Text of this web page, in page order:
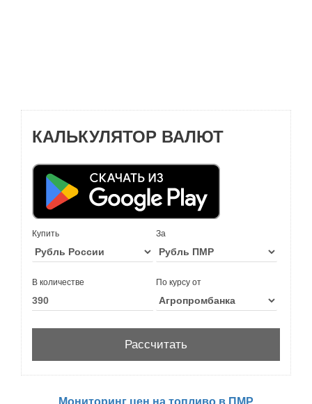
КАЛЬКУЛЯТОР ВАЛЮТ
Купить За
В количестве По курсу от
Мониторинг цен на топливо в ПМР